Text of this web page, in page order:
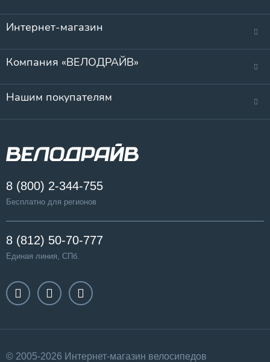
Интернет-магазин
Компания «ВЕЛОДРАЙВ»
Нашим покупателям
8 (800) 2-344-755
Бесплатно для регионов
8 (812) 50-70-777
Единая линия, СПб.
© 2005-2026 Интернет-магазин велосипедов